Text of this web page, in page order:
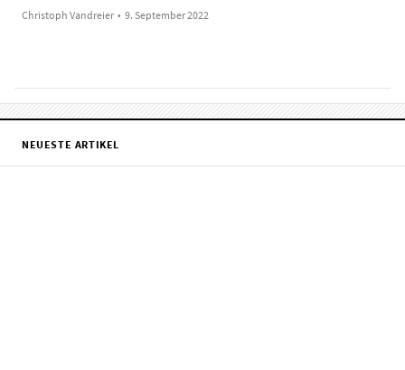
Christoph Vandreier • 9. September 2022
NEUESTE ARTIKEL